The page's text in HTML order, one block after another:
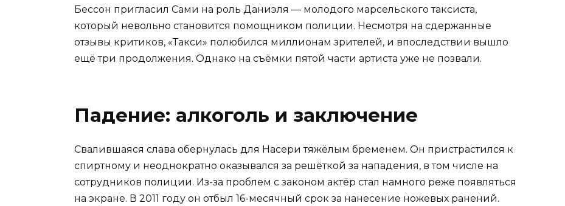
Бессон пригласил Сами на роль Даниэля — молодого марсельского таксиста,
который невольно становится помощником полиции. Несмотря на сдержанные
отзывы критиков, «Такси» полюбился миллионам зрителей, и впоследствии вышло
ещё три продолжения. Однако на съёмки пятой части артиста уже не позвали.
Падение: алкоголь и заключение
Свалившаяся слава обернулась для Насери тяжёлым бременем. Он пристрастился к
спиртному и неоднократно оказывался за решёткой за нападения, в том числе на
сотрудников полиции. Из-за проблем с законом актёр стал намного реже появляться
на экране. В 2011 году он отбыл 16-месячный срок за нанесение ножевых ранений.